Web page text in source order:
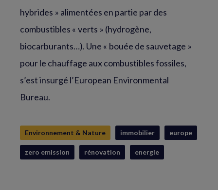
hybrides » alimentées en partie par des
combustibles « verts » (hydrogène,
biocarburants…). Une « bouée de sauvetage »
pour le chauffage aux combustibles fossiles,
s’est insurgé l’European Environmental
Bureau.
Environnement & Nature immobilier europe
zero emission rénovation energie